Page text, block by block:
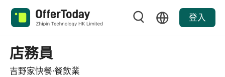
登入
店務員
吉野家快餐·餐飲業